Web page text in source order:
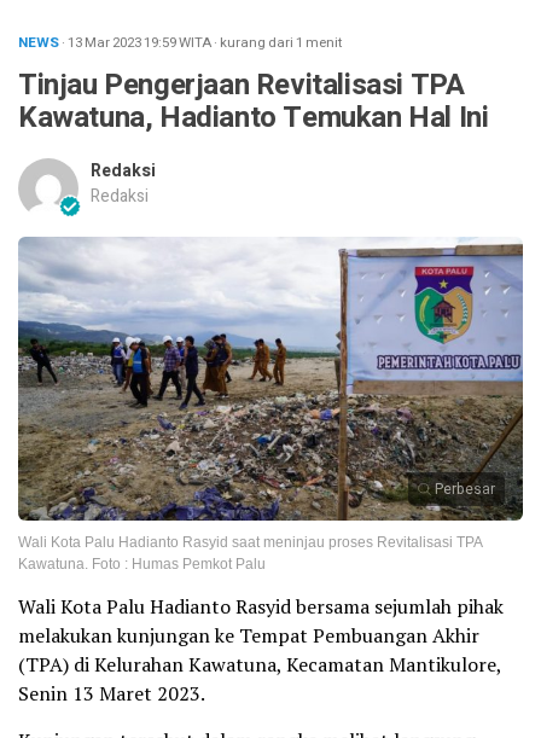
NEWS· 13 Mar 202319:59WITA· kurang dari 1 menit
Tinjau Pengerjaan Revitalisasi TPA
Kawatuna, Hadianto Temukan Hal Ini
Redaksi
Redaksi
Perbesar
Wali Kota Palu Hadianto Rasyid saat meninjau proses Revitalisasi TPA
Kawatuna. Foto : Humas Pemkot Palu
Wali Kota Palu Hadianto Rasyid bersama sejumlah pihak
melakukan kunjungan ke Tempat Pembuangan Akhir
(TPA) di Kelurahan Kawatuna, Kecamatan Mantikulore,
Senin 13 Maret 2023.